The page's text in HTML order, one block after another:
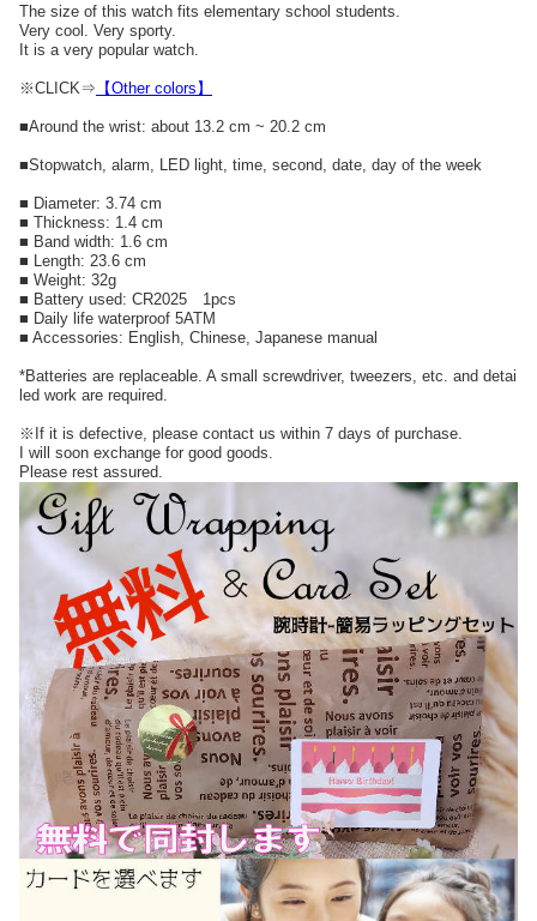
The size of this watch fits elementary school students.
Very cool. Very sporty.
It is a very popular watch.
※CLICK⇒ 【Other colors】
■Around the wrist: about 13.2 cm ~ 20.2 cm
■Stopwatch, alarm, LED light, time, second, date, day of the week
■ Diameter: 3.74 cm
■ Thickness: 1.4 cm
■ Band width: 1.6 cm
■ Length: 23.6 cm
■ Weight: 32g
■ Battery used: CR2025 1pcs
■ Daily life waterproof 5ATM
■ Accessories: English, Chinese, Japanese manual
*Batteries are replaceable. A small screwdriver, tweezers, etc. and detai
led work are required.
※If it is defective, please contact us within 7 days of purchase.
I will soon exchange for good goods.
Please rest assured.